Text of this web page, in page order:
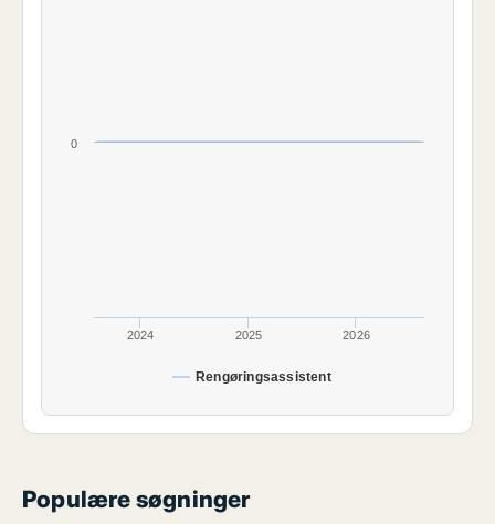
Rengøringsassistent
2024 2025 2026
0
Populære søgninger